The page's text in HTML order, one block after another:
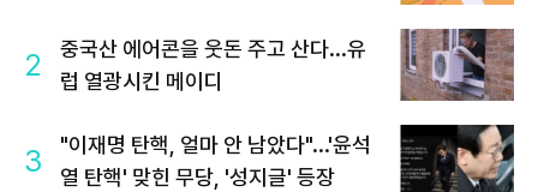
2
중국산 에어콘을 웃돈 주고 산다...유
럽 열광시킨 메이디
3
"이재명 탄핵, 얼마 안 남았다"...'윤석
열 탄핵' 맞힌 무당, '성지글' 등장